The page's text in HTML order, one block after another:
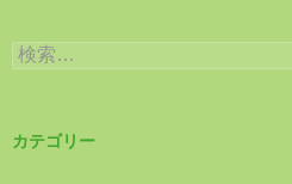
検
索:
カテゴリー